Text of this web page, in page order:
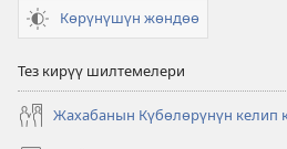
Көрүнүшүн жөндөө
Тез кирүү шилтемелери
Жахабанын Күбөлөрүнүн келип